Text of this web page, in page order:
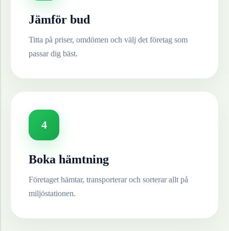
Jämför bud
Titta på priser, omdömen och välj det företag som
passar dig bäst.
4
Boka hämtning
Företaget hämtar, transporterar och sorterar allt på
miljöstationen.